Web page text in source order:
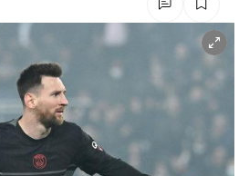
schließen